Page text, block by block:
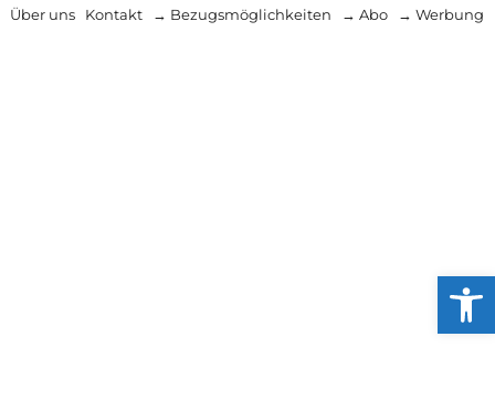
Über uns Kontakt → Bezugsmöglichkeiten → Abo → Werbung